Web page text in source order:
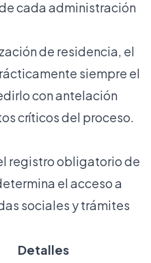
cada administración
de residencia , el
siempre el
con antelación
críticos del proceso.
registro obligatorio de
el acceso a
sociales y trámites
Detalles